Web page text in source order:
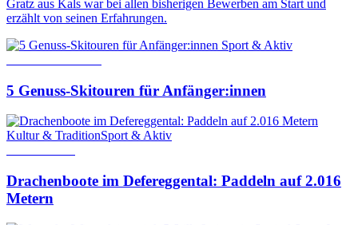
Gratz aus Kals war bei allen bisherigen Bewerben am Start und
erzählt von seinen Erfahrungen.
Sport & Aktiv
5 Genuss-Skitouren für Anfänger:innen
Kultur & TraditionSport & Aktiv
Drachenboote im Defereggental: Paddeln auf 2.016
Metern